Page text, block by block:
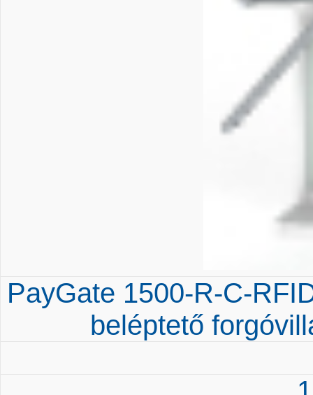
PayGate 1500-R-C-
beléptető